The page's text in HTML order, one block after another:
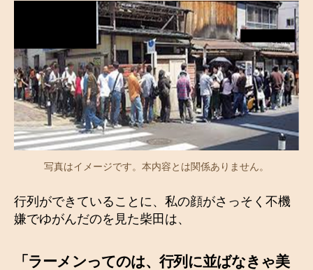
写真はイメージです。本内容とは関係ありません。
行列ができていることに、私の顔がさっそく不機
嫌でゆがんだのを見た柴田は、
「ラーメンってのは、行列に並ばなきゃ美